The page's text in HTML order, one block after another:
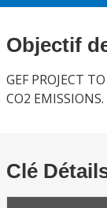
Objectif
GEF PROJECT
CO2 EMISSIONS.
Clé